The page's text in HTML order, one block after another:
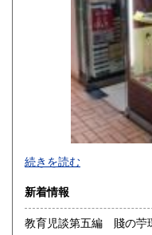
演劇・演芸・映画・音
ております。12月31日〜
沿線名：JR線、阪急線、
四つ橋線
最寄駅：JR大阪駅、阪急
続きを読む
新着情報